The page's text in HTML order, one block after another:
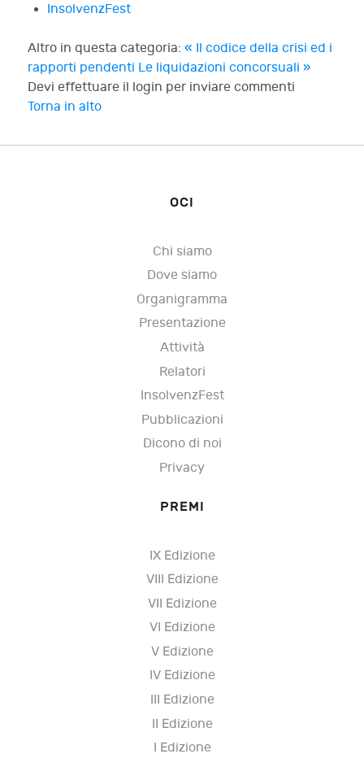
InsolvenzFest
Altro in questa categoria: « Il codice della crisi ed i
rapporti pendenti Le liquidazioni concorsuali »
Devi effettuare il login per inviare commenti
Torna in alto
OCI
Chi siamo
Dove siamo
Organigramma
Presentazione
Attività
Relatori
InsolvenzFest
Pubblicazioni
Dicono di noi
Privacy
PREMI
IX Edizione
VIII Edizione
VII Edizione
VI Edizione
V Edizione
IV Edizione
III Edizione
II Edizione
I Edizione